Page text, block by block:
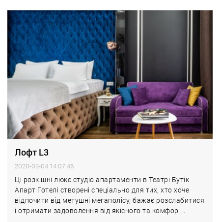
Лофт L3
2020-03-04 14:07:46
Ці розкішні люкс студіо апартаменти в Театрі Бутік
Апарт Готелі створені спеціально для тих, хто хоче
відпочити від метушні мегаполісу, бажає розслабитися
і отримати задоволення від якісного та комфор ...